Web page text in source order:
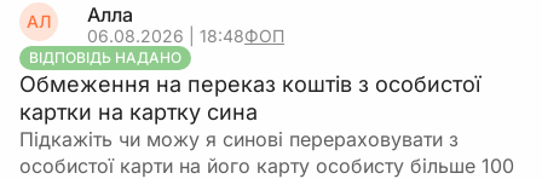
АЛ Алла
06.08.2026 | 18:48ФОП
ВІДПОВІДЬ НАДАНО
Обмеження на переказ коштів з особистої
картки на картку сина
Підкажіть чи можу я синові перераховувати з
особистої карти на його карту особисту більше 100